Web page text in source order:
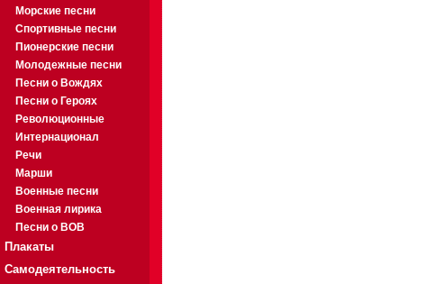
Морские песни
Спортивные песни
Пионерские песни
Молодежные песни
Песни о Вождях
Песни о Героях
Революционные
Интернационал
Речи
Марши
Военные песни
Военная лирика
Песни о ВОВ
Плакаты
Самодеятельность